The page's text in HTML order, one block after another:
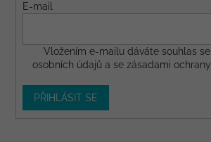
E-mail
Vložením e-mailu dáváte souhlas
osobních údajů a se zásadami
PŘIHLÁSIT SE